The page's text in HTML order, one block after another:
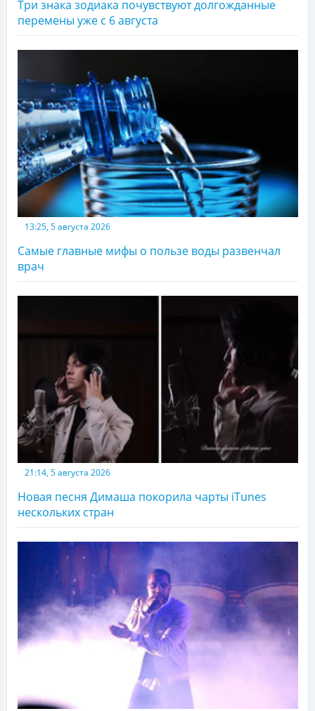
Три знака зодиака почувствуют долгожданные
перемены уже с 6 августа
13:25, 5 августа 2026
Самые главные мифы о пользе воды развенчал
врач
21:14, 5 августа 2026
Новая песня Димаша покорила чарты iTunes
нескольких стран